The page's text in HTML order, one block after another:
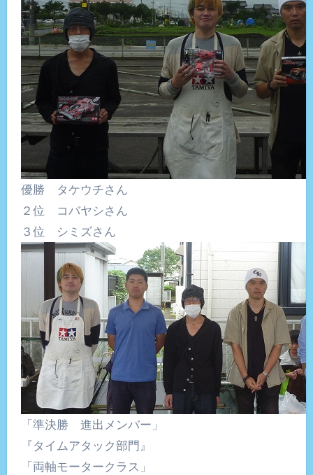
優勝 タケウチさん
２位 コバヤシさん
３位 シミズさん
「準決勝 進出メンバー」
『タイムアタック部門』
「両軸モータークラス」